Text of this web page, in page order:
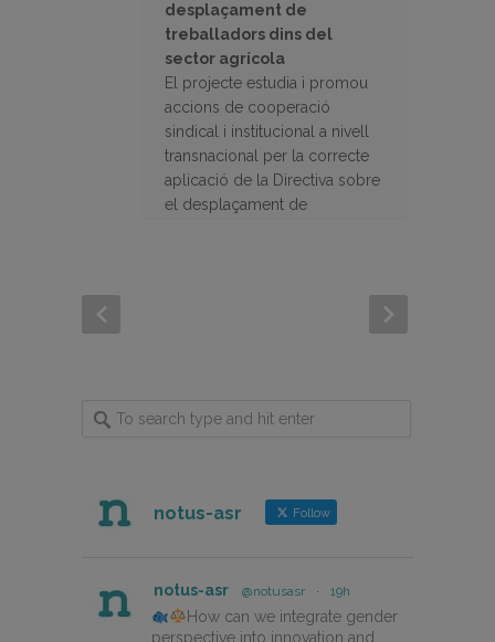
desplaçament de
treballadors dins del
sector agrícola
El projecte estudia i promou
accions de cooperació
sindical i institucional a nivell
transnacional per la correcte
aplicació de la Directiva sobre
el desplaçament de
notus-asr Follow
notus-asr @notusasr · 19h
How can we integrate gender
perspective into innovation and